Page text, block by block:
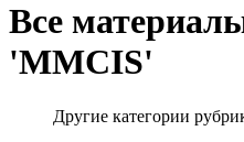
Все
'MMCIS'
Другие категории